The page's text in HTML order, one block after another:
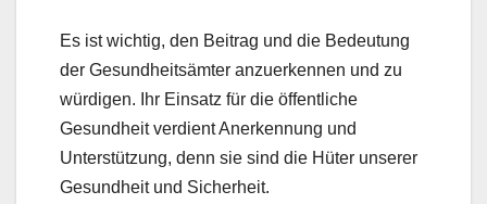
Es ist wichtig, den Beitrag und die Bedeutung
der Gesundheitsämter anzuerkennen und zu
würdigen. Ihr Einsatz für die öffentliche
Gesundheit verdient Anerkennung und
Unterstützung, denn sie sind die Hüter unserer
Gesundheit und Sicherheit.